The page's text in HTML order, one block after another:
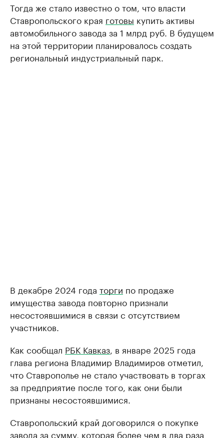
Тогда же стало известно о том, что власти
Ставропольского края готовы купить активы
автомобильного завода за 1 млрд руб. В будущем
на этой территории планировалось создать
региональный индустриальный парк.
В декабре 2024 года торги по продаже
имущества завода повторно признали
несостоявшимися в связи с отсутствием
участников.
Как сообщал РБК Кавказ , в январе 2025 года
глава региона Владимир Владимиров отметил,
что Ставрополье не стало участвовать в торгах
за предприятие после того, как они были
признаны несостоявшимися.
Ставропольский край договорился о покупке
завода за сумму, которая более чем в два раза